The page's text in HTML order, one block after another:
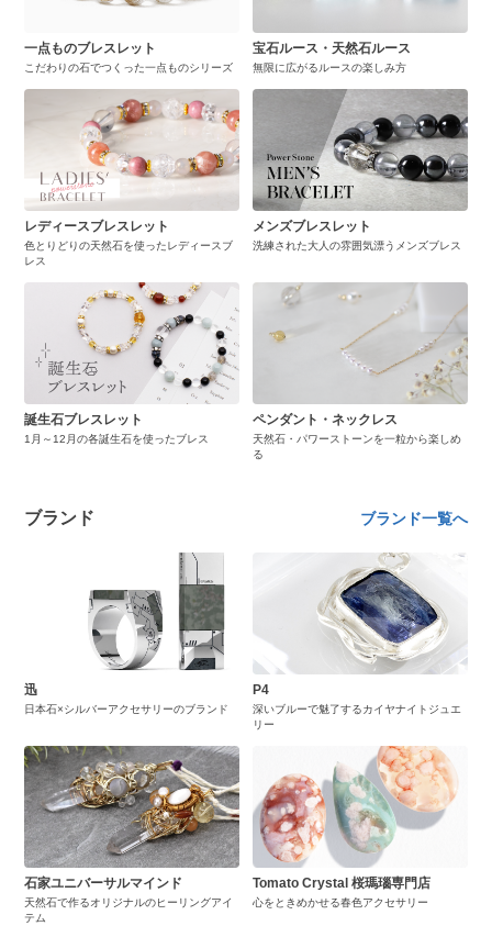
一点ものブレスレット
こだわりの石でつくった一点ものシリーズ
宝石ルース・天然石ルース
無限に広がるルースの楽しみ方
レディースブレスレット
色とりどりの天然石を使ったレディースブ
レス
メンズブレスレット
洗練された大人の雰囲気漂うメンズブレス
誕生石ブレスレット
1月～12月の各誕生石を使ったブレス
ペンダント・ネックレス
天然石・パワーストーンを一粒から楽しめ
る
ブランド ブランド一覧へ
迅
日本石×シルバーアクセサリーのブランド
P4
深いブルーで魅了するカイヤナイトジュエ
リー
石家ユニバーサルマインド
天然石で作るオリジナルのヒーリングアイ
テム
Tomato Crystal 桜瑪瑙専門店
心をときめかせる春色アクセサリー